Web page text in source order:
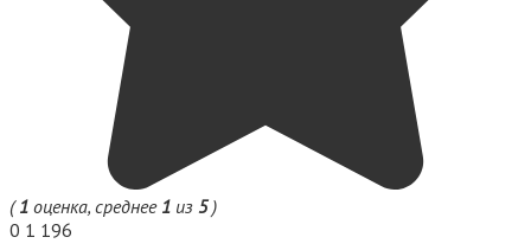
(1 оценка, среднее 1 из 5)
0 1 196